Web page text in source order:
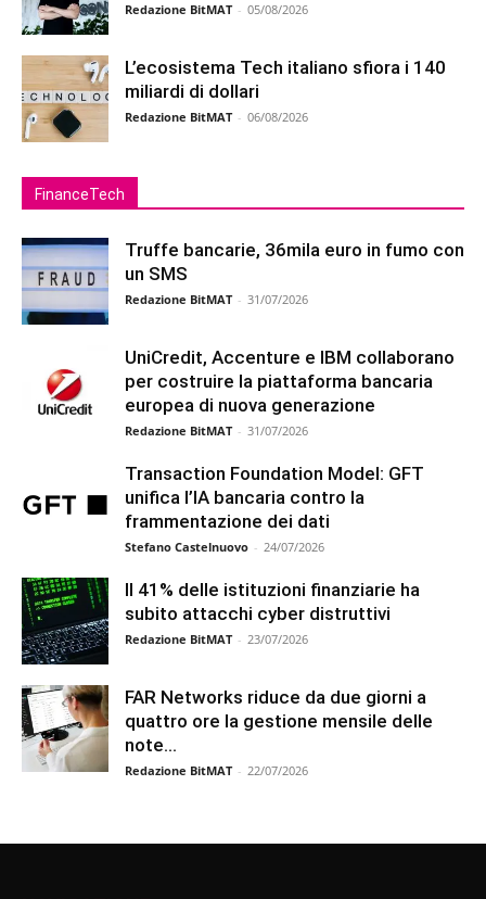
Redazione BitMAT - 05/08/2026
L’ecosistema Tech italiano sfiora i 140
miliardi di dollari
Redazione BitMAT - 06/08/2026
FinanceTech
Truffe bancarie, 36mila euro in fumo con
un SMS
Redazione BitMAT - 31/07/2026
UniCredit, Accenture e IBM collaborano
per costruire la piattaforma bancaria
europea di nuova generazione
Redazione BitMAT - 31/07/2026
Transaction Foundation Model: GFT
unifica l’IA bancaria contro la
frammentazione dei dati
Stefano Castelnuovo - 24/07/2026
Il 41% delle istituzioni finanziarie ha
subito attacchi cyber distruttivi
Redazione BitMAT - 23/07/2026
FAR Networks riduce da due giorni a
quattro ore la gestione mensile delle
note...
Redazione BitMAT - 22/07/2026